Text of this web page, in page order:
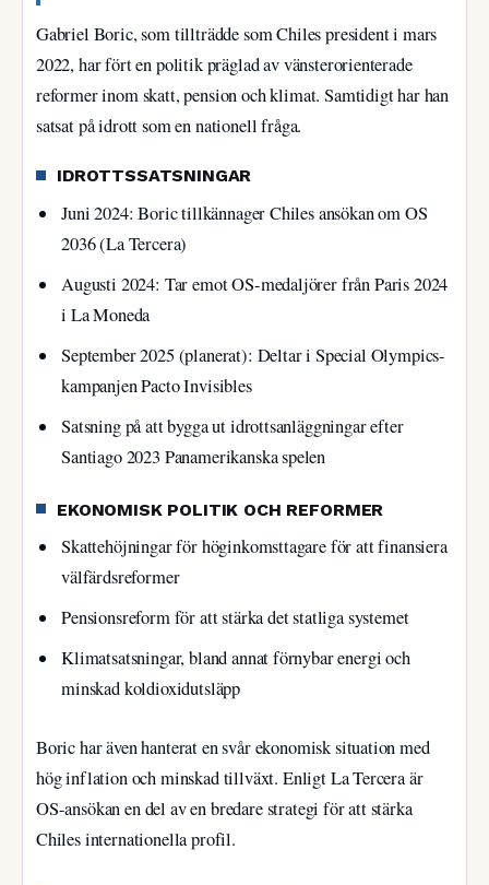
Gabriel Boric, som tillträdde som Chiles president i mars
2022, har fört en politik präglad av vänsterorienterade
reformer inom skatt, pension och klimat. Samtidigt har han
satsat på idrott som en nationell fråga.
IDROTTSSATSNINGAR
Juni 2024: Boric tillkännager Chiles ansökan om OS
2036 (La Tercera)
Augusti 2024: Tar emot OS-medaljörer från Paris 2024
i La Moneda
September 2025 (planerat): Deltar i Special Olympics-
kampanjen Pacto Invisibles
Satsning på att bygga ut idrottsanläggningar efter
Santiago 2023 Panamerikanska spelen
EKONOMISK POLITIK OCH REFORMER
Skattehöjningar för höginkomsttagare för att finansiera
välfärdsreformer
Pensionsreform för att stärka det statliga systemet
Klimatsatsningar, bland annat förnybar energi och
minskad koldioxidutsläpp
Boric har även hanterat en svår ekonomisk situation med
hög inflation och minskad tillväxt. Enligt La Tercera är
OS-ansökan en del av en bredare strategi för att stärka
Chiles internationella profil.